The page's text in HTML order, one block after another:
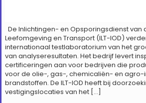
De Inlichtingen- en Opsporingsdienst van
Leefomgeving en Transport (ILT-IOD)
internationaal testlaboratorium van het
van analyseresultaten. Het bedrijf levert
certificeringen aan voor bedrijven die
voor de olie-, gas-, chemicaliën- en agro-
brandstoffen. De ILT-IOD heeft bij
vestigingslocaties van het […]